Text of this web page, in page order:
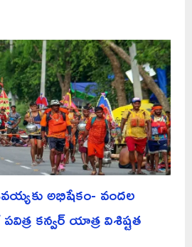
అభిషేకం- వందల
కన్వర్ యాత్ర విశిష్టత